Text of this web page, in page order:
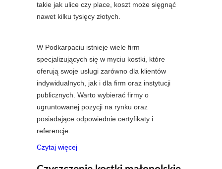
takie jak ulice czy place, koszt może sięgnąć
nawet kilku tysięcy złotych.
W Podkarpaciu istnieje wiele firm
specjalizujących się w myciu kostki, które
oferują swoje usługi zarówno dla klientów
indywidualnych, jak i dla firm oraz instytucji
publicznych. Warto wybierać firmy o
ugruntowanej pozycji na rynku oraz
posiadające odpowiednie certyfikaty i
referencje.
Czytaj więcej